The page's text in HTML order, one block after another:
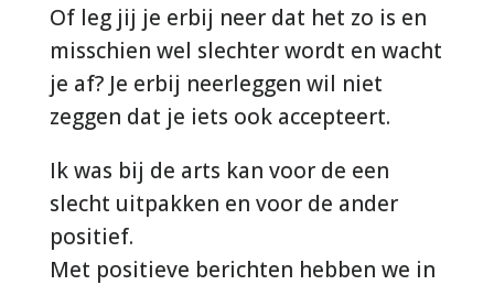
Of leg jij je erbij neer dat het zo is en
misschien wel slechter wordt en wacht
je af? Je erbij neerleggen wil niet
zeggen dat je iets ook accepteert.
Ik was bij de arts kan voor de een
slecht uitpakken en voor de ander
positief.
Met positieve berichten hebben we in